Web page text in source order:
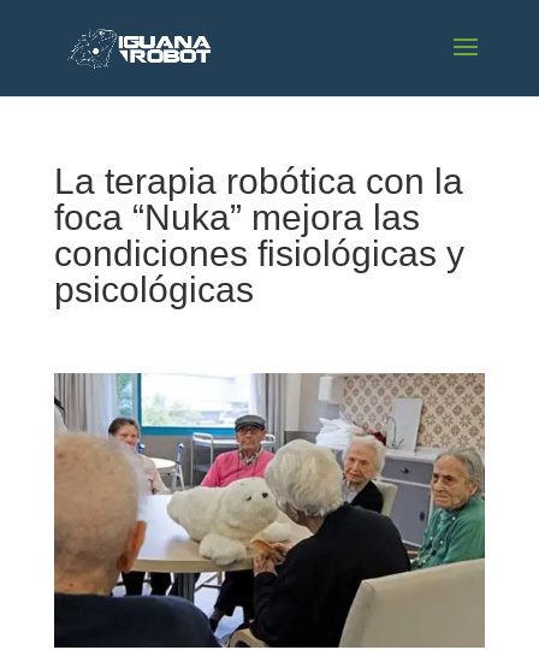
La terapia robótica con la
foca “Nuka” mejora las
condiciones fisiológicas y
psicológicas